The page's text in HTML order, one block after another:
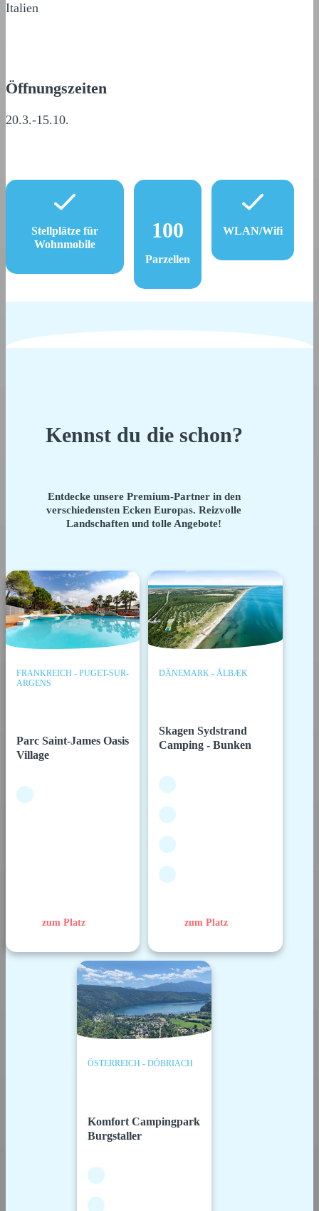
Italien
Öffnungszeiten
20.3.-15.10.
Stellplätze für
Wohnmobile
100
Parzellen
WLAN/Wifi
Kennst du die schon?
Entdecke unsere Premium-Partner in den
verschiedensten Ecken Europas. Reizvolle
Landschaften und tolle Angebote!
FRANKREICH - PUGET-SUR-
ARGENS
Parc Saint-James Oasis
Village
zum Platz
DÄNEMARK - ÅLBÆK
Skagen Sydstrand
Camping - Bunken
zum Platz
ÖSTERREICH - DÖBRIACH
Komfort Campingpark
Burgstaller